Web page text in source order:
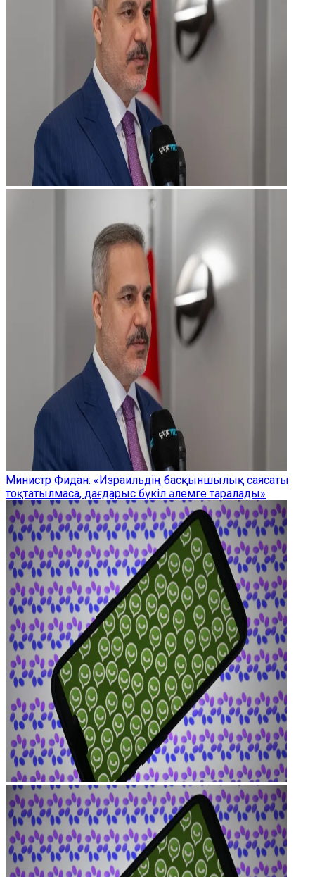
Министр Фидан: «Израильдің басқыншылық саясаты
тоқтатылмаса, дағдарыс бүкіл әлемге таралады»